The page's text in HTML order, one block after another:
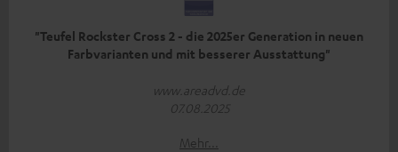
"Teufel Rockster Cross 2 - die 2025er Generation in neuen
Farbvarianten und mit besserer Ausstattung"
www.areadvd.de
07.08.2025
Mehr...